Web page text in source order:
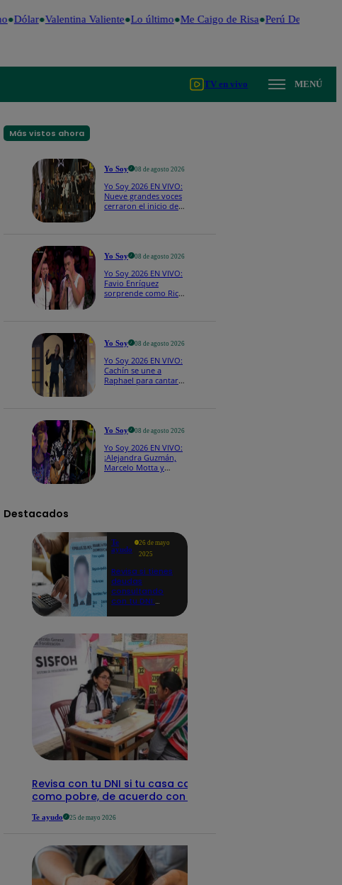
Dólar Valentina Valiente Lo último Me Caigo de Risa Perú Decide 2026
TV en vivo MENÚ
Más vistos ahora
Yo Soy 08 de agosto 2026
Yo Soy 2026 EN VIVO:
Nueve grandes voces
cerraron el inicio de
Yo Soy 08 de agosto 2026
Yo Soy 2026 EN VIVO:
Favio Enríquez
sorprende como Ricky
Yo Soy 08 de agosto 2026
Yo Soy 2026 EN VIVO:
Cachín se une a
Raphael para cantar
Yo Soy 08 de agosto 2026
Yo Soy 2026 EN VIVO:
¡Alejandra Guzmán,
Marcelo Motta y
Destacados
Te
ayudo
26 de mayo
2025
Revisa si tienes
deudas
consultando
con tu DNI:
Revisa con tu DNI si tu casa califica
como pobre, de acuerdo con el Sisfoh
Te ayudo 25 de mayo 2026